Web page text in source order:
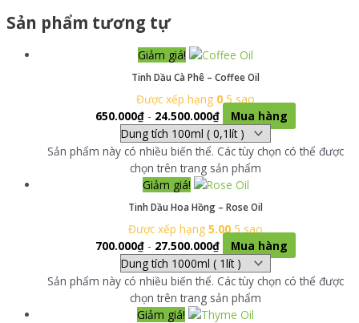
Sản phẩm tương tự
Giảm giá!
Tinh Dầu Cà Phê – Coffee Oil
Được xếp hạng 05 sao
650.000₫- 24.500.000₫ Mua hàng
Sản phẩm này có nhiều biến thể. Các tùy chọn có thể được
chọn trên trang sản phẩm
Giảm giá!
Tinh Dầu Hoa Hồng – Rose Oil
Được xếp hạng 5.00 5 sao
700.000₫- 27.500.000₫ Mua hàng
Sản phẩm này có nhiều biến thể. Các tùy chọn có thể được
chọn trên trang sản phẩm
Giảm giá!